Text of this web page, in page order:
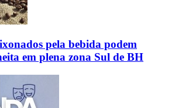
pela bebida podem
em plena zona Sul de BH